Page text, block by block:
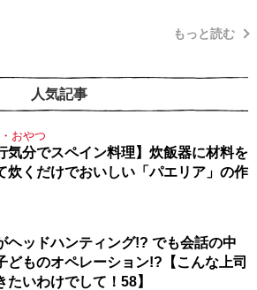
もっと読む
人気記事
おやつ
気分でスペイン料理】炊飯器に材料を
炊くだけでおいしい「パエリア」の作
ヘッドハンティング!? でも会話の中
どものオペレーション!?【こんな上司
たいわけでして！58】